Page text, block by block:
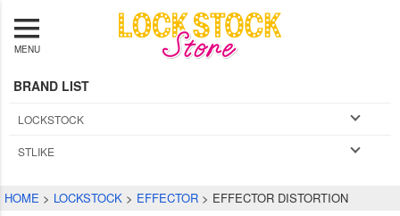
MENU
BRAND LIST
LOCKSTOCK
STLIKE
HOME LOCKSTOCK EFFECTOR EFFECTOR DISTORTION